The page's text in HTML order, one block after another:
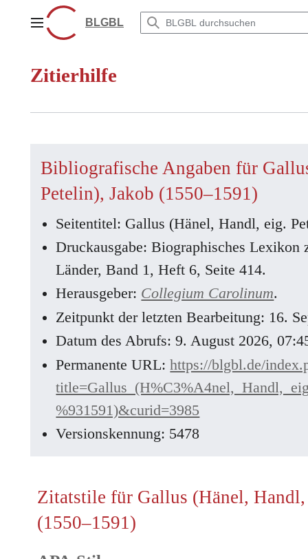
springenHauptmenüBLGBL
Zitierhilfe
Bibliografische Angaben für
Petelin), Jakob (1550–1591)
Seitentitel: Gallus (Hänel, Handl, eig.
Druckausgabe: Biographisches Lexikon
Länder, Band 1, Heft 6, Seite 414.
Herausgeber: Collegium Carolinum.
Zeitpunkt der letzten Bearbeitung: 16.
Datum des Abrufs: 9. August 2026,
Permanente URL:https://blgbl.de/
%931591)&curid=3985
Versionskennung: 5478
Zitatstile für Gallus (Hänel,
(1550–1591)